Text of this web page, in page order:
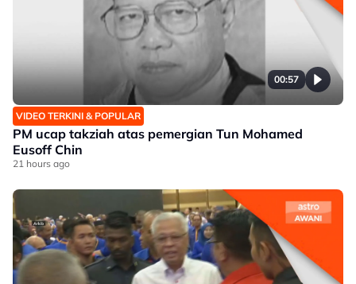
00:57
VIDEO TERKINI & POPULAR
PM ucap takziah atas pemergian Tun Mohamed
Eusoff Chin
21 hours ago